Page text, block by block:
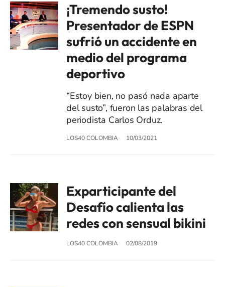
¡Tremendo susto!
Presentador de ESPN
sufrió un accidente en
medio del programa
deportivo
“Estoy bien, no pasó nada aparte
del susto”, fueron las palabras del
periodista Carlos Orduz.
LOS40 COLOMBIA 10/03/2021
Exparticipante del
Desafío calienta las
redes con sensual bikini
LOS40 COLOMBIA 02/08/2019